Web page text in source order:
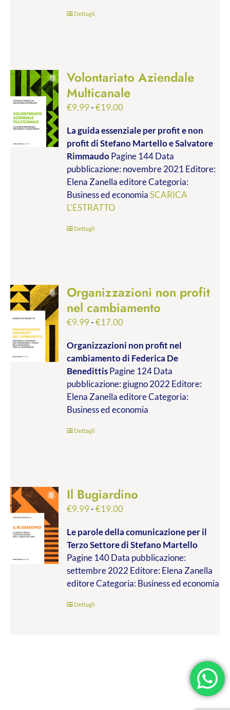
Dettagli
Volontariato Aziendale
Multicanale
€9.99-€19.00Fascia
prezzo:
da
€9.99
a
€19.00
La guida essenziale per profit e non
profitdi Stefano Martello e Salvatore
RimmaudoPagine 144 Data
pubblicazione: novembre 2021 Editore:
Elena Zanella editore Categoria:
Business ed economiaSCARICA
L'ESTRATTO
Dettagli
Organizzazioni non profit
nel cambiamento
€9.99-€17.00Fascia
prezzo:
da
€9.99
a
€17.00
Organizzazioni non profit nel
cambiamentodi Federica De
BenedittisPagine 124 Data
pubblicazione: giugno 2022 Editore:
Elena Zanella editore Categoria:
Business ed economia
Dettagli
Il Bugiardino
€9.99-€19.00Fascia
prezzo:
da
€9.99
a
€19.00
Le parole della comunicazione per il
Terzo Settoredi Stefano Martello
Pagine 140 Data pubblicazione:
settembre 2022 Editore: Elena Zanella
editore Categoria: Business ed economia
Dettagli